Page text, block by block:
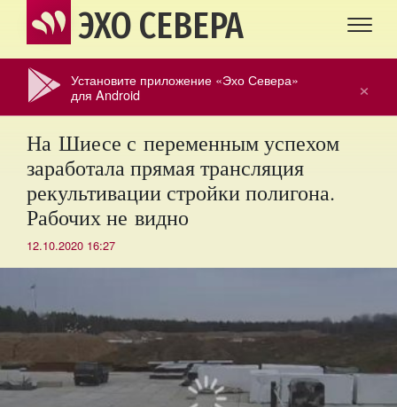
ЭХО СЕВЕРА
×
Установите приложение «Эхо Севера»
для Android
На Шиесе с переменным успехом
заработала прямая трансляция
рекультивации стройки полигона.
Рабочих не видно
12.10.2020 16:27